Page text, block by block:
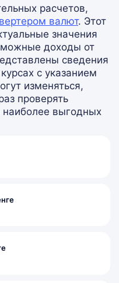
расчетов,
валют. Этот
значения
доходы от
сведения
с указанием
изменяться,
проверять
выгодных